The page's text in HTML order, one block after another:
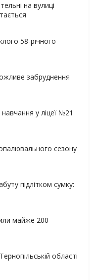
на вулиці
58-річного
забруднення
у ліцеї №21
сезону
підлітком сумку:
майже 200
області